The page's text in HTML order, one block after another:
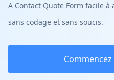
A Contact Quote Form facile
sans codage et sans soucis.